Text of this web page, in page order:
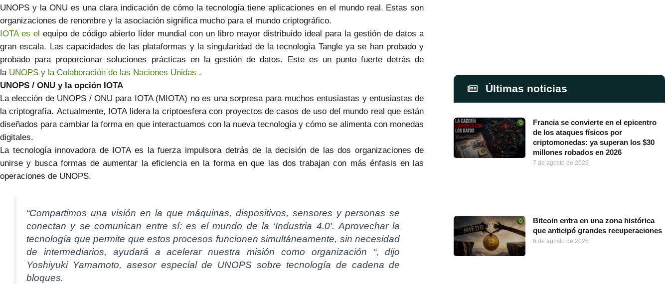
UNOPS y la ONU es una clara indicación de cómo la tecnología tiene aplicaciones en el mundo real. Estas son
organizaciones de renombre y la asociación significa mucho para el mundo criptográfico.
IOTA es el equipo de código abierto líder mundial con un libro mayor distribuido ideal para la gestión de datos a
gran escala. Las capacidades de las plataformas y la singularidad de la tecnología Tangle ya se han probado y
probado para proporcionar soluciones prácticas en la gestión de datos. Este es un punto fuerte detrás de
la UNOPS y la Colaboración de las Naciones Unidas .
UNOPS / ONU y la opción IOTA
La elección de UNOPS / ONU para IOTA (MIOTA) no es una sorpresa para muchos entusiastas y entusiastas de
la criptografía. Actualmente, IOTA lidera la criptoesfera con proyectos de casos de uso del mundo real que están
diseñados para cambiar la forma en que interactuamos con la nueva tecnología y cómo se alimenta con monedas
digitales.
La tecnología innovadora de IOTA es la fuerza impulsora detrás de la decisión de las dos organizaciones de
unirse y busca formas de aumentar la eficiencia en la forma en que las dos trabajan con más énfasis en las
operaciones de UNOPS.
“Compartimos una visión en la que máquinas, dispositivos, sensores y personas se
conectan y se comunican entre sí: es el mundo de la ‘Industria 4.0’. Aprovechar la
tecnología que permite que estos procesos funcionen simultáneamente, sin necesidad
de intermediarios, ayudará a acelerar nuestra misión como organización “, dijo
Yoshiyuki Yamamoto, asesor especial de UNOPS sobre tecnología de cadena de
bloques.
Últimas noticias
Francia se convierte en el epicentro
de los ataques físicos por
criptomonedas: ya superan los $30
millones robados en 2026
7 de agosto de 2026
Bitcoin entra en una zona histórica
que anticipó grandes recuperaciones
6 de agosto de 2026